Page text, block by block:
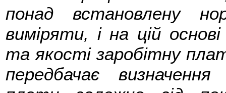
понад встановлену
виміряти, і на цій основі
та якості заробітну
передбачає визначення